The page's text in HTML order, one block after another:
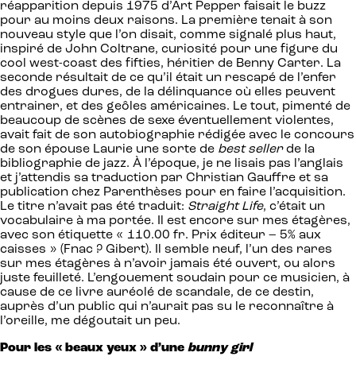
réapparition depuis 1975 d’Art Pepper faisait le buzz
pour au moins deux raisons. La première tenait à son
nouveau style que l’on disait, comme signalé plus haut,
inspiré de John Coltrane, curiosité pour une figure du
cool west-coast des fifties, héritier de Benny Carter. La
seconde résultait de ce qu’il était un rescapé de l’enfer
des drogues dures, de la délinquance où elles peuvent
entrainer, et des geôles américaines. Le tout, pimenté de
beaucoup de scènes de sexe éventuellement violentes,
avait fait de son autobiographie rédigée avec le concours
de son épouse Laurie une sorte de best sellerde la
bibliographie de jazz. À l’époque, je ne lisais pas l’anglais
et j’attendis sa traduction par Christian Gauffre et sa
publication chez Parenthèses pour en faire l’acquisition.
Le titre n’avait pas été traduit: Straight Life, c’était un
vocabulaire à ma portée. Il est encore sur mes étagères,
avec son étiquette « 110.00 fr. Prix éditeur – 5% aux
caisses » (Fnac ? Gibert). Il semble neuf, l’un des rares
sur mes étagères à n’avoir jamais été ouvert, ou alors
juste feuilleté. L’engouement soudain pour ce musicien, à
cause de ce livre auréolé de scandale, de ce destin,
auprès d’un public qui n’aurait pas su le reconnaître à
l’oreille, me dégoutait un peu.
Pour les « beaux yeux » d’une bunny girl